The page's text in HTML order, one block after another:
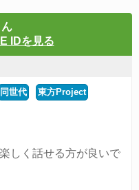
IDを見る
同世代 東方Project
しく話せる方が良いで